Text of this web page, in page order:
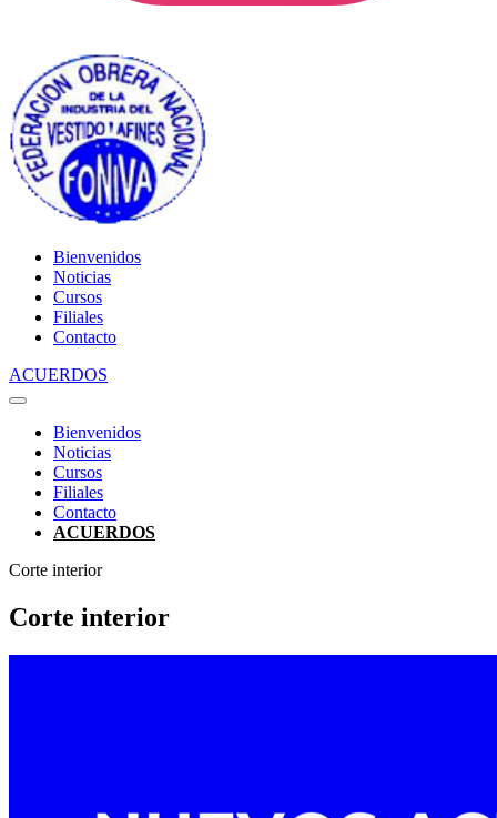
Bienvenidos
Noticias
Cursos
Filiales
Contacto
ACUERDOS
Bienvenidos
Noticias
Cursos
Filiales
Contacto
ACUERDOS
Corte interior
Corte interior